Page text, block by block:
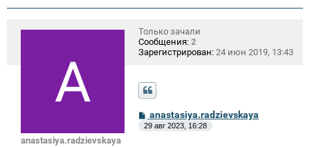
anastasiya.radzievskaya
Только зачали
Сообщения: 2
Зарегистрирован: 24 июн 2019, 13:43
С
о
о
anastasiya.radzievskaya
29 авг 2023, 16:28